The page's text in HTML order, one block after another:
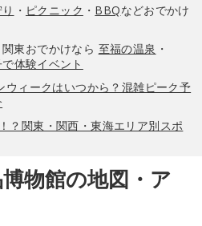
・ ピクニック ・ BBQなどおでかけ
東おでかけなら 至福の温泉 ・
体験イベント
ウィークはいつから？混雑ピーク予
？関東・関西・東海エリア別スポ
物館の地図・ア